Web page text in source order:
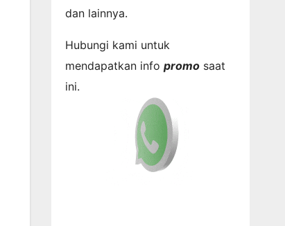
dan lainnya.
Hubungi kami untuk
mendapatkan info promosaat
ini.